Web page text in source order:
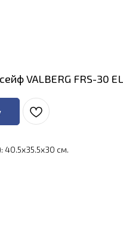
VALBERG FRS-30 EL
см.